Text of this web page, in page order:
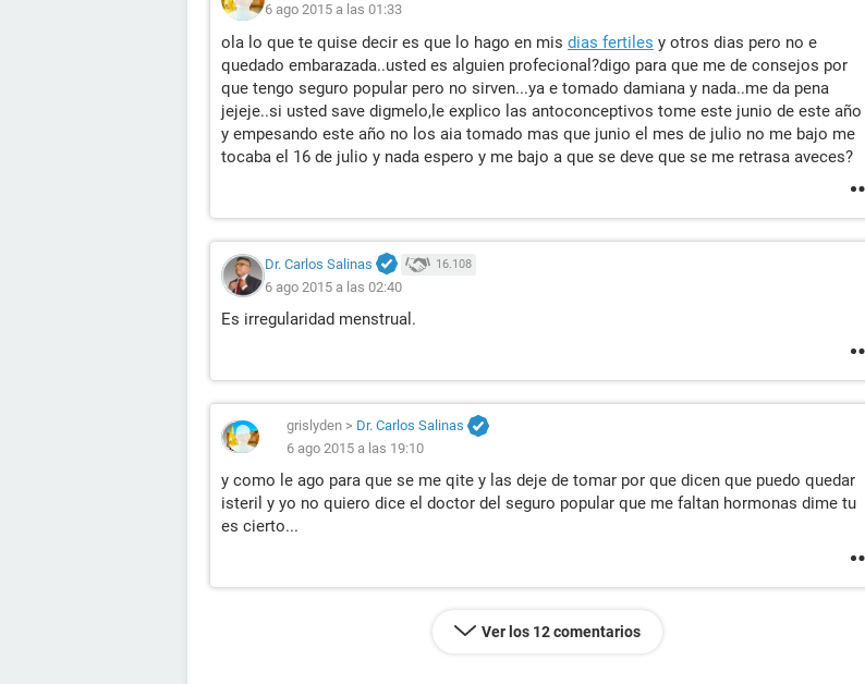
6 ago 2015 a las 01:33
ola lo que te quise decir es que lo hago en mis dias fertiles y otros dias pero no e
quedado embarazada..usted es alguien profecional?digo para que me de consejos por
que tengo seguro popular pero no sirven...ya e tomado damiana y nada..me da pena
jejeje..si usted save digmelo,le explico las antoconceptivos tome este junio de este año
y empesando este año no los aia tomado mas que junio el mes de julio no me bajo me
tocaba el 16 de julio y nada espero y me bajo a que se deve que se me retrasa aveces?
Dr. Carlos Salinas 16.108
6 ago 2015 a las 02:40
Es irregularidad menstrual.
grislyden > Dr. Carlos Salinas
6 ago 2015 a las 19:10
y como le ago para que se me qite y las deje de tomar por que dicen que puedo quedar
isteril y yo no quiero dice el doctor del seguro popular que me faltan hormonas dime tu
es cierto...
Ver los 12 comentarios